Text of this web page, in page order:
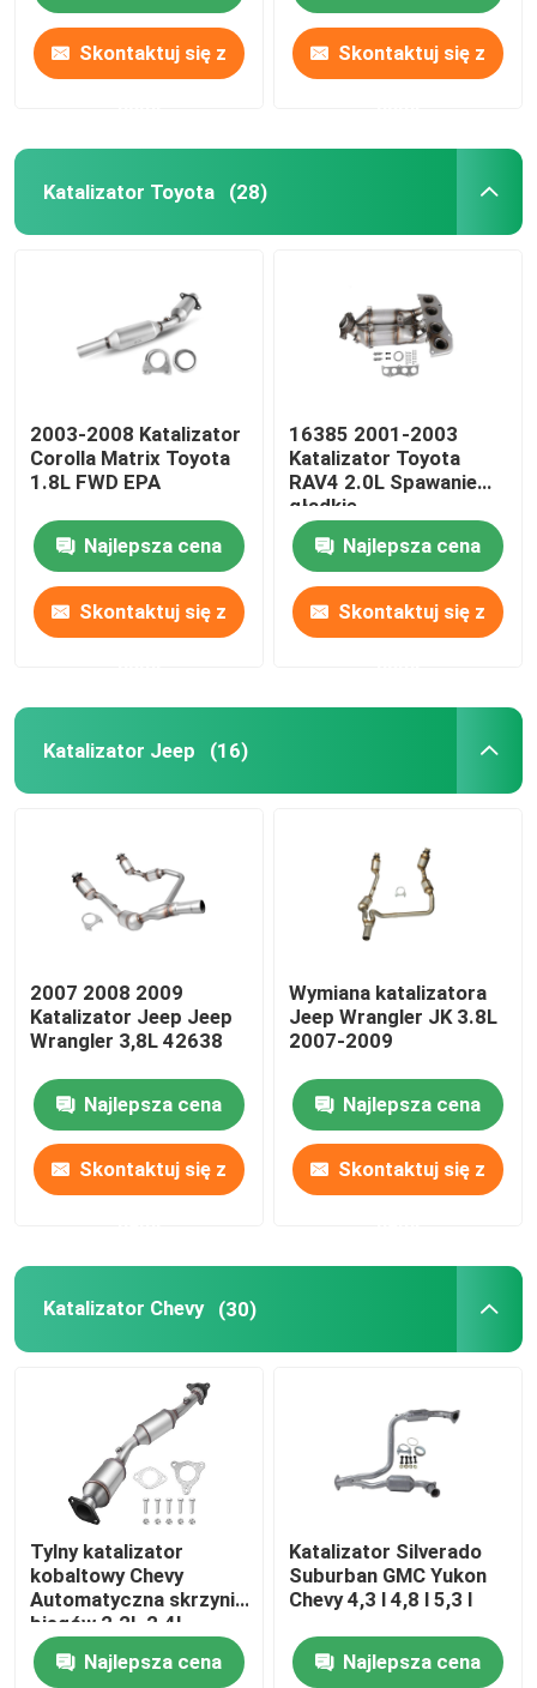
Skontaktuj się z Skontaktuj się z
Katalizator Toyota (28)
2003-2008 Katalizator
Corolla Matrix Toyota
1.8L FWD EPA
Najlepsza cena
Skontaktuj się z
16385 2001-2003
Katalizator Toyota
RAV4 2.0L Spawanie
gładkie
Najlepsza cena
Skontaktuj się z
Katalizator Jeep (16)
2007 2008 2009
Katalizator Jeep Jeep
Wrangler 3,8L 42638
Najlepsza cena
Skontaktuj się z
Wymiana katalizatora
Jeep Wrangler JK 3.8L
2007-2009
Najlepsza cena
Skontaktuj się z
Katalizator Chevy (30)
Tylny katalizator
kobaltowy Chevy
Automatyczna skrzynia
biegów 2.2L 2.4L
19421
Najlepsza cena
Katalizator Silverado
Suburban GMC Yukon
Chevy 4,3 l 4,8 l 5,3 l
Najlepsza cena